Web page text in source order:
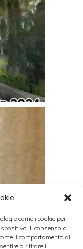
come i cookie per
Il consenso a
il comportamento di
o ritirare il